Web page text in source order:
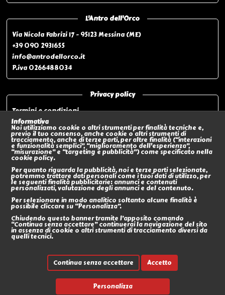
L'Antro dell'Orco
Via Nicola Fabrizi 17 - 95123 Messina (ME)
+39 090 2931655
info@antrodellorco.it
P.iva 0266488034
Privacy policy
Termini e condizioni
Privacy policy
Modalità di pagamento
Modalità di spedizione o Ritiro In negozio
Policy sui Resi
Eventi
Social
Informativa
Noi utilizziamo cookie o altri strumenti per finalità tecniche e,
previo il tuo consenso, anche cookie o altri strumenti di
tracciamento, anche di terze parti, per altre finalità (“interazioni
e funzionalità semplici”, “miglioramento dell'esperienza”,
“misurazione” e “targeting e pubblicità”) come specificato nella
cookie policy.
Per quanto riguarda la pubblicità, noi e terze parti selezionate,
potremmo trattare dati personali come i tuoi dati di utilizzo, per
le seguenti finalità pubblicitarie: annunci e contenuti
personalizzati, valutazione degli annunci e del contenuto.
Per selezionare in modo analitico soltanto alcune finalità è
possibile cliccare su “Personalizza”.
Chiudendo questo banner tramite l’apposito comando
“Continua senza accettare” continuerai la navigazione del sito
in assenza di cookie o altri strumenti di tracciamento diversi da
quelli tecnici.
Personalizza
Continua senza accettare Accetto